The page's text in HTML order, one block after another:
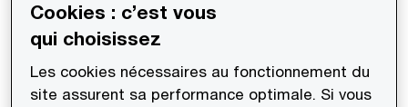
Téléchargez le livre blanc
Cookies : c’est vous
qui choisissez
Les cookies nécessaires au fonctionnement du
site assurent sa performance optimale. Si vous